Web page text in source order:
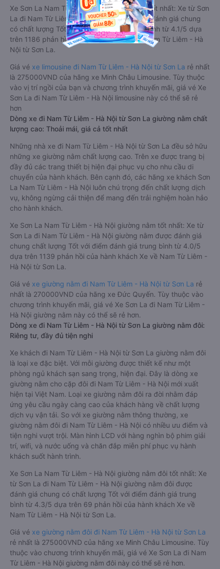
Xe Sơn La Nam Từ Liêm - Hà Nội limousine tốt nhất: Xe từ Sơn
La đi Nam Từ Liêm - Hà Nội limousine được đánh giá chung
có chất lượng Tốt với điểm đánh giá trung bình từ 4.1/5 dựa
trên 1186 phản hồi của hành khách Xe về Nam Từ Liêm - Hà
Nội từ Sơn La.
Giá vé xe limousine đi Nam Từ Liêm - Hà Nội từ Sơn La rẻ nhất
là 275000VND của hãng xe Minh Châu Limousine. Tùy thuộc
vào vị trí ngồi của bạn và chương trình khuyến mãi, giá vé Xe
Sơn La đi Nam Từ Liêm - Hà Nội limousine này có thể sẽ rẻ
hơn
Dòng xe đi Nam Từ Liêm - Hà Nội từ Sơn La giường nằm chất
lượng cao: Thoải mái, giá cả tốt nhất
Những nhà xe đi Nam Từ Liêm - Hà Nội từ Sơn La đều sở hữu
những xe giường nằm chất lượng cao. Trên xe được trang bị
đầy đủ các trang thiết bị hiện đại phục vụ cho nhu cầu di
chuyển của hành khách. Bên cạnh đó, các hãng xe khách Sơn
La Nam Từ Liêm - Hà Nội luôn chú trọng đến chất lượng dịch
vụ, không ngừng cải thiện để mang đến trải nghiệm hoàn hảo
cho hành khách.
Xe Sơn La Nam Từ Liêm - Hà Nội giường nằm tốt nhất: Xe từ
Sơn La đi Nam Từ Liêm - Hà Nội giường nằm được đánh giá
chung chất lượng Tốt với điểm đánh giá trung bình từ 4.0/5
dựa trên 1139 phản hồi của hành khách Xe về Nam Từ Liêm -
Hà Nội từ Sơn La.
Giá vé xe giường nằm đi Nam Từ Liêm - Hà Nội từ Sơn La rẻ
nhất là 270000VND của hãng xe Đức Quyến. Tùy thuộc vào
chương trình khuyến mãi, giá vé Xe Sơn La đi Nam Từ Liêm -
Hà Nội giường nằm này có thể sẽ rẻ hơn.
Dòng xe đi Nam Từ Liêm - Hà Nội từ Sơn La giường nằm đôi:
Riêng tư, đầy đủ tiện nghi
Xe khách đi Nam Từ Liêm - Hà Nội từ Sơn La giường nằm đôi
là loại xe đặc biệt. Với mỗi giường được thiết kế như một
phòng ngủ khách sạn sang trọng, hiện đại. Đây là dòng xe
giường nằm cho cặp đôi đi Nam Từ Liêm - Hà Nội mới xuất
hiện tại Việt Nam. Loại xe giường nằm đôi ra đời nhằm đáp
ứng yêu cầu ngày càng cao của khách hàng về chất lượng
dịch vụ vận tải. So với xe giường nằm thông thường, xe
giường nằm đôi đi Nam Từ Liêm - Hà Nội có nhiều ưu điểm và
tiện nghi vượt trội. Màn hình LCD với hàng nghìn bộ phim giải
trí, wifi, và nước uống và chăn đắp miễn phí phục vụ hành
khách suốt hành trình.
Xe Sơn La Nam Từ Liêm - Hà Nội giường nằm đôi tốt nhất: Xe
từ Sơn La đi Nam Từ Liêm - Hà Nội giường nằm đôi được
đánh giá chung có chất lượng Tốt với điểm đánh giá trung
bình từ 4.3/5 dựa trên 69 phản hồi của hành khách Xe về
Nam Từ Liêm - Hà Nội từ Sơn La.
Giá vé xe giường nằm đôi đi Nam Từ Liêm - Hà Nội từ Sơn La
rẻ nhất là 275000VND của hãng xe Minh Châu Limousine. Tùy
thuộc vào chương trình khuyến mãi, giá vé Xe Sơn La đi Nam
Từ Liêm - Hà Nội giường nằm đôi này có thể sẽ rẻ hơn.